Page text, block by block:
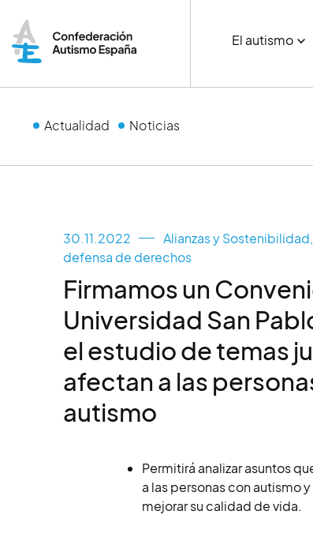
El autismo
Actualidad Noticias
30.11.2022 Alianzas y Sostenibilidad,
defensa de derechos
Firmamos un
Universidad San
el estudio de temas
afectan a las
autismo
Permitirá analizar asuntos
a las personas con autismo
mejorar su calidad de vida.